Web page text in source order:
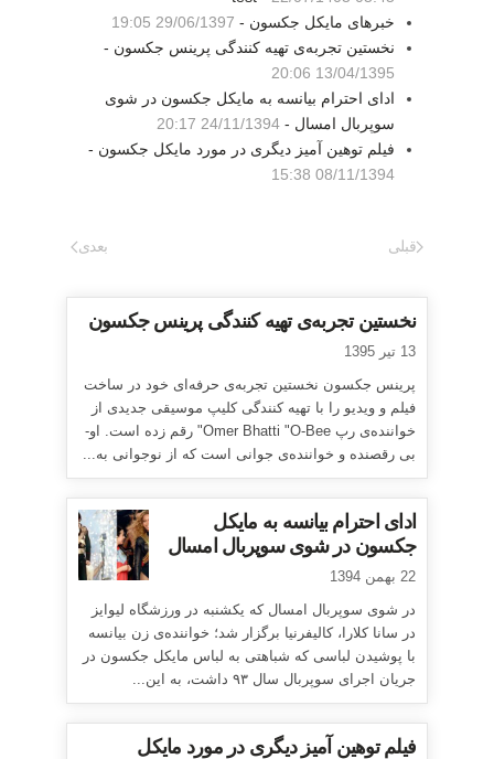
خبرهای مایکل جکسون - 29/06/1397 19:05
نخستین تجربه‌ی تهیه کنندگی پرینس جکسون -
13/04/1395 20:06
ادای احترام بیانسه به مایکل جکسون در شوی
سوپربال امسال - 24/11/1394 20:17
فیلم توهین آمیز دیگری در مورد مایکل جکسون -
08/11/1394 15:38
قبلی بعدی
نخستین تجربه‌ی تهیه کنندگی پرینس جکسون
13 تیر 1395
پرینس جکسون نخستین تجربه‌ی حرفه‌ای خود در ساخت
فیلم و ویدیو را با تهیه کنندگی کلیپ موسیقی جدیدی از
خواننده‌ی رپ Omer Bhatti "O-Bee" رقم زده است. او-
بی رقصنده و خواننده‌ی جوانی است که از نوجوانی به...
ادای احترام بیانسه به مایکل
جکسون در شوی سوپربال امسال
22 بهمن 1394
در شوی سوپربال امسال که یکشنبه در ورزشگاه لیوایز
در سانا کلارا، کالیفرنیا برگزار شد؛ خواننده‌ی زن بیانسه
با پوشیدن لباسی که شباهتی به لباس مایکل جکسون در
جریان اجرای سوپربال سال ۹۳ داشت، به این...
فیلم توهین آمیز دیگری در مورد مایکل